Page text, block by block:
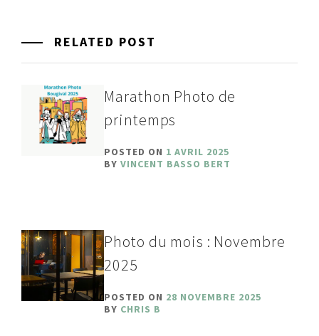
RELATED POST
Marathon Photo de
printemps
POSTED ON 1 AVRIL 2025
BYVINCENT BASSO BERT
Photo du mois : Novembre
2025
POSTED ON 28 NOVEMBRE 2025
BY CHRIS B